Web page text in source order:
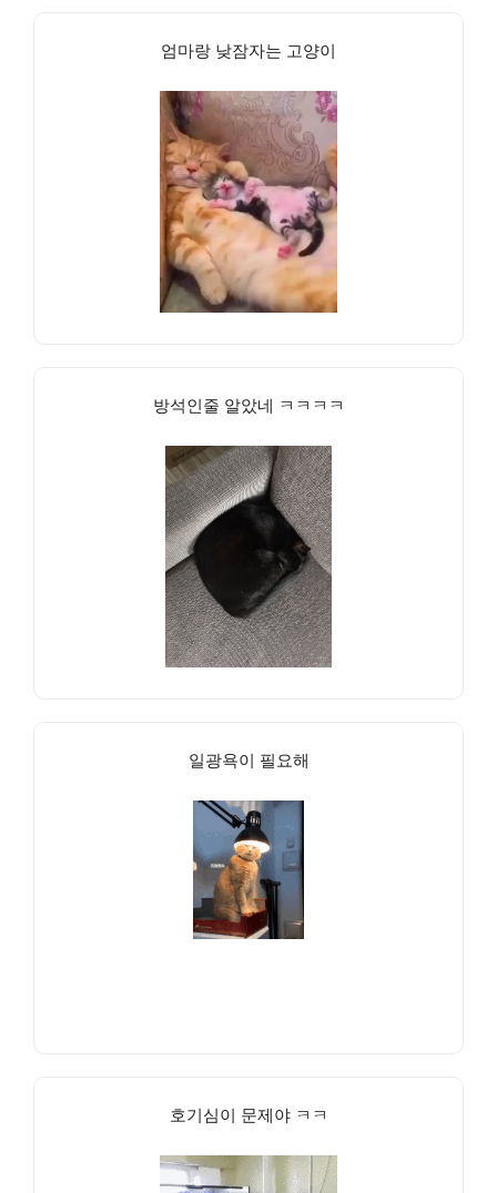
엄마랑 낮잠자는 고양이
방석인줄 알았네 ㅋㅋㅋㅋ
일광욕이 필요해
호기심이 문제야 ㅋㅋ